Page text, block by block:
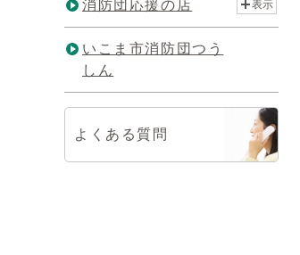
消防団応援の店 表示
いこま市消防団つう
しん
よくある質問